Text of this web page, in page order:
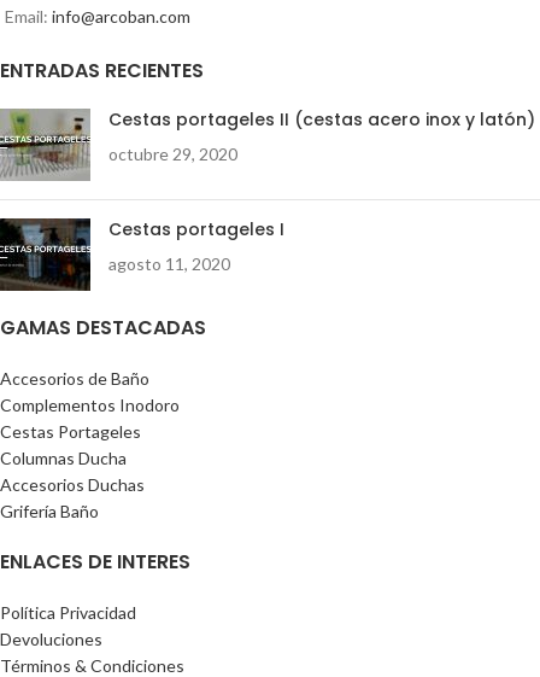
Email: info@arcoban.com
ENTRADAS RECIENTES
Cestas portageles II (cestas acero inox y latón)
octubre 29, 2020
Cestas portageles I
agosto 11, 2020
GAMAS DESTACADAS
Accesorios de Baño
Complementos Inodoro
Cestas Portageles
Columnas Ducha
Accesorios Duchas
Grifería Baño
ENLACES DE INTERES
Política Privacidad
Devoluciones
Términos & Condiciones